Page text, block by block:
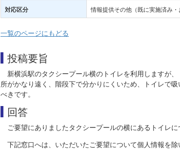
対応区分 情報提供その他（既に実施済み・
一覧のページにもどる
投稿要旨
新横浜駅のタクシープール横のトイレを利用しますが
所がかなり遠く、階段下で分かりにくいため、トイレで
べきです。
回答
ご要望にありましたタクシープールの横にあるトイレ
下記窓口へは、いただいたご要望について個人情報を